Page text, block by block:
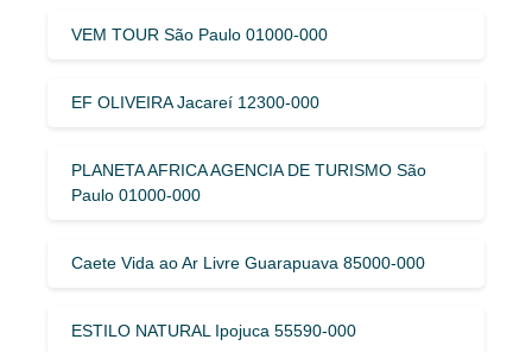
VEM TOUR São Paulo 01000-000
EF OLIVEIRA Jacareí 12300-000
PLANETA AFRICA AGENCIA DE TURISMO São
Paulo 01000-000
Caete Vida ao Ar Livre Guarapuava 85000-000
ESTILO NATURAL Ipojuca 55590-000